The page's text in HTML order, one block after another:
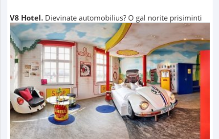
V8 Hotel. Dievinate automobilius? O gal norite prisiminti